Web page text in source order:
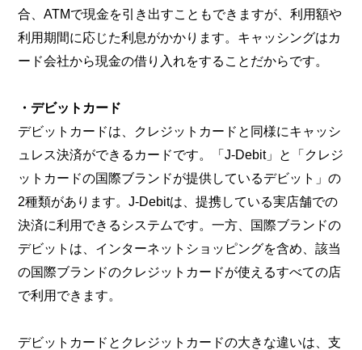
合、ATMで現金を引き出すこともできますが、利用額や
利用期間に応じた利息がかかります。キャッシングはカ
ード会社から現金の借り入れをすることだからです。
・デビットカード
デビットカードは、クレジットカードと同様にキャッシ
ュレス決済ができるカードです。「J-Debit」と「クレジ
ットカードの国際ブランドが提供しているデビット」の
2種類があります。J-Debitは、提携している実店舗での
決済に利用できるシステムです。一方、国際ブランドの
デビットは、インターネットショッピングを含め、該当
の国際ブランドのクレジットカードが使えるすべての店
で利用できます。
デビットカードとクレジットカードの大きな違いは、支